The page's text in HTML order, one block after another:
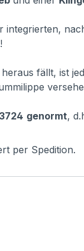
integrierten,
fällt, ist
genormt,
per Spedition.